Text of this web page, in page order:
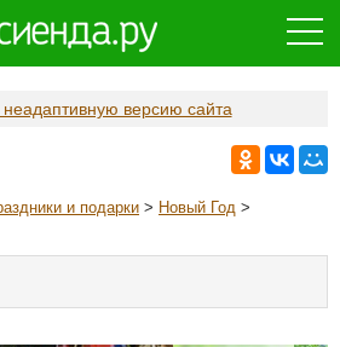
версию сайта
и подарки > Новый Год >